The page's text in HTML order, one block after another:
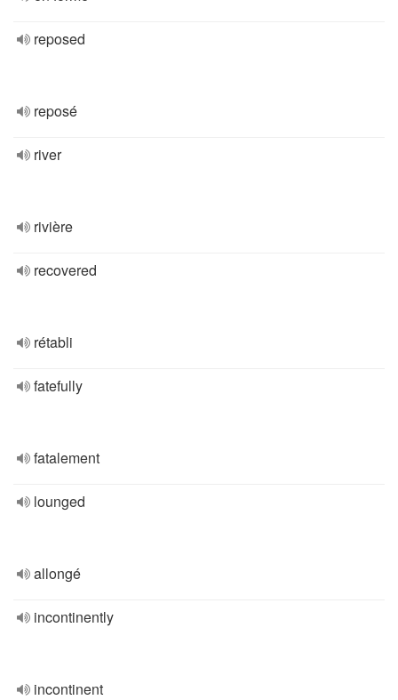
reposed
reposé
river
rivière
recovered
rétabli
fatefully
fatalement
lounged
allongé
incontinently
incontinent